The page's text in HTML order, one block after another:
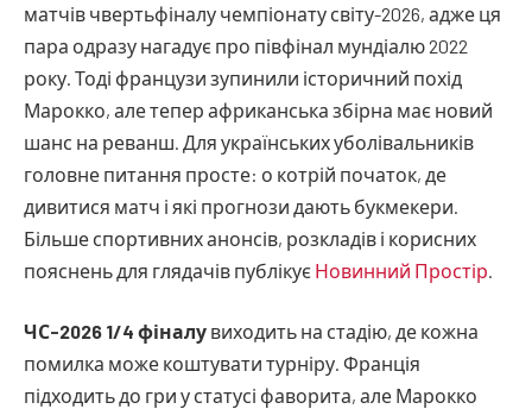
матчів чвертьфіналу чемпіонату світу-2026, адже ця
пара одразу нагадує про півфінал мундіалю 2022
року. Тоді французи зупинили історичний похід
Марокко, але тепер африканська збірна має новий
шанс на реванш. Для українських уболівальників
головне питання просте: о котрій початок, де
дивитися матч і які прогнози дають букмекери.
Більше спортивних анонсів, розкладів і корисних
пояснень для глядачів публікує Новинний Простір.
ЧС-2026 1/4 фіналу виходить на стадію, де кожна
помилка може коштувати турніру. Франція
підходить до гри у статусі фаворита, але Марокко